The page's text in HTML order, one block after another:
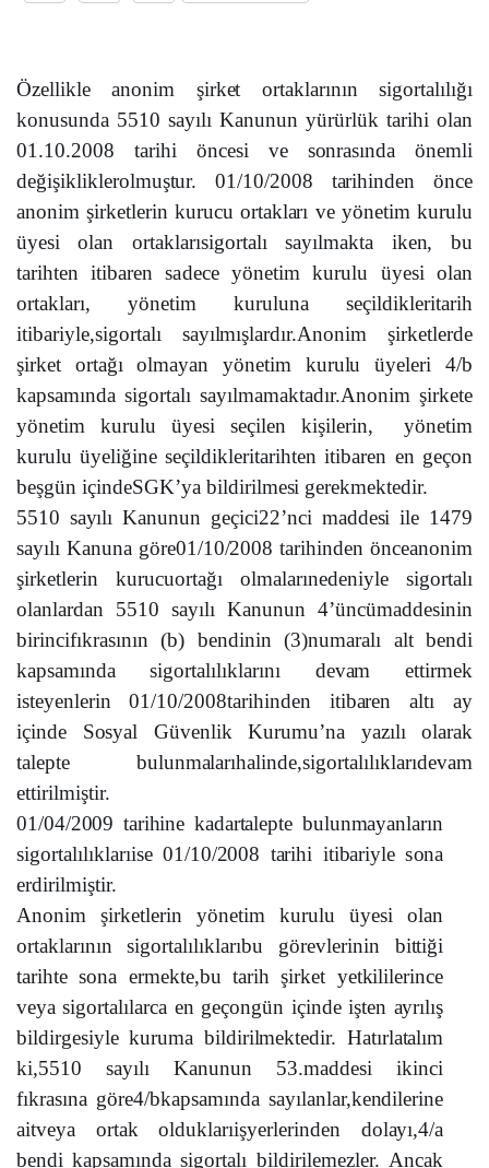
Özellikleanonim şirket ortaklarının sigortalılığı
konusunda 5510 sayılı Kanununyürürlüktarihiolan
01 .10.2008 tarihi öncesi ve sonrasındaönemli
değişikliklerolmuştur.01/10/2008 tarihinden önce
anonim şirketlerin kurucu ortakları ve yönetimkurulu
üyesiolan ortaklarısigortalı sayılmakta iken, bu
tarihten itibaren sadece yönetimkurulu üyesiolan
ortakları,yönetimkuruluna seçildikleritarih
itibariyle,sigortalı sayılmışlardır.Anonim şirketlerde
şirket ortağıolmayan yönetim kurulu üyeleri 4/b
kapsamında sigortalı sayılmamaktadır.Anonim şirkete
yönetim kurulu üyesi seçilenkişilerin,yönetim
kurulu üyeliğine seçildikleritarihten itibaren en geçon
beşgün içindeSGK’ya bildirilmesi gerekmektedir.
5510 sayılı Kanunun geçici22’nci maddesi ile 1479
sayılı Kanuna göre01/10/2008tarihindenönceanonim
şirketlerinkurucuortağıolmalarınedeniyle sigortalı
olanlardan 5510 sayılı Kanunun 4’üncümaddesinin
birincifıkrasının (b) bendinin (3)numaralı alt bendi
kapsamında sigortalılıklarını devam ettirmek
isteyenlerin 01/10/2008tarihinden itibaren altı ay
içinde Sosyal Güvenlik Kurumu’na yazılıolarak
talepte bulunmalarıhalinde,sigortalılıklarıdevam
ettirilmiştir.
01/04/2009 tarihine kadartalepte bulunmayanların
sigortalılıklarıise 01/10/2008 tarihi itibariyle sona
erdirilmiştir.
Anonim şirketlerinyönetimkurulu üyesiolan
ortaklarının sigortalılıklarıbu görevlerinin bittiği
tarihte sona ermekte,butarih şirket yetkililerince
veya sigortalılarca en geçongün içinde işten ayrılış
bildirgesiyle kuruma bildirilmektedir. Hatırlatalım
ki,5510 sayılı Kanunun 53.maddesi ikinci
fıkrasına göre4/bkapsamında sayılanlar,kendilerine
aitveya ortakolduklarıişyerlerinden dolayı,4/a
bendikapsamında sigortalı bildirilemezler. Ancak